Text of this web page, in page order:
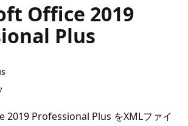
Office 2019
Plus
Professional Plus をXMLファイ